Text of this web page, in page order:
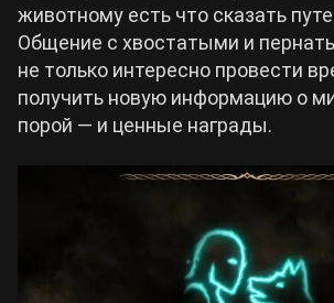
Crimson Desert
Zenless Zone Zero
Kingdom Come: Deliverance 2
Билды Arknights: Endfield
Билды Wuthering Waves
Билды Path of Exile 2
животному есть что сказать
Общение с хвостатыми и
не только интересно провести
получить новую информацию о
порой — и ценные награды.